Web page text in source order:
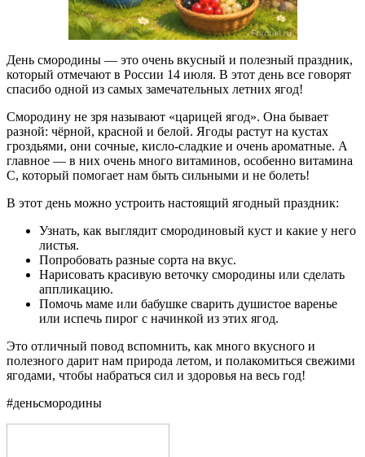
День смородины — это очень вкусный и полезный праздник,
который отмечают в России 14 июля. В этот день все говорят
спасибо одной из самых замечательных летних ягод!
Смородину не зря называют «царицей ягод». Она бывает
разной: чёрной, красной и белой. Ягоды растут на кустах
гроздьями, они сочные, кисло-сладкие и очень ароматные. А
главное — в них очень много витаминов, особенно витамина
С, который помогает нам быть сильными и не болеть!
В этот день можно устроить настоящий ягодный праздник:
Узнать, как выглядит смородиновый куст и какие у него
листья.
Попробовать разные сорта на вкус.
Нарисовать красивую веточку смородины или сделать
аппликацию.
Помочь маме или бабушке сварить душистое варенье
или испечь пирог с начинкой из этих ягод.
Это отличный повод вспомнить, как много вкусного и
полезного дарит нам природа летом, и полакомиться свежими
ягодами, чтобы набраться сил и здоровья на весь год!
#деньсмородины